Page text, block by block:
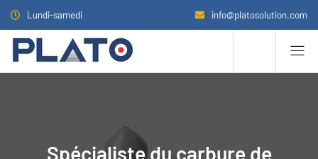
Lundi-samedi info@platosolution.com
Spécialiste du carbure de